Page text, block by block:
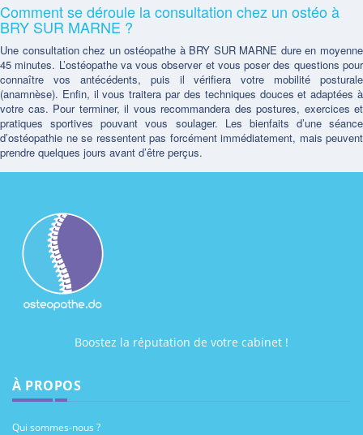
Comment se déroule la consultation chez un ostéo à
BRY SUR MARNE ?
Une consultation chez un ostéopathe à BRY SUR MARNE dure en moyenne
45 minutes. L’ostéopathe va vous observer et vous poser des questions pour
connaître vos antécédents, puis il vérifiera votre mobilité posturale
(anamnèse). Enfin, il vous traitera par des techniques douces et adaptées à
votre cas. Pour terminer, il vous recommandera des postures, exercices et
pratiques sportives pouvant vous soulager. Les bienfaits d’une séance
d’ostéopathie ne se ressentent pas forcément immédiatement, mais peuvent
prendre quelques jours avant d’être perçus.
Boostez la réputation de votre cabinet !
À PROPOS
Qui sommes-nous ?